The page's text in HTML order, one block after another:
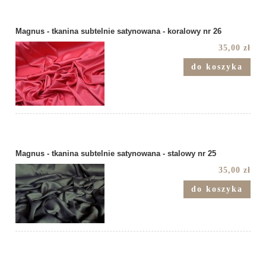
Magnus - tkanina subtelnie satynowana - koralowy nr 26
35,00 zł
do koszyka
Magnus - tkanina subtelnie satynowana - stalowy nr 25
35,00 zł
do koszyka